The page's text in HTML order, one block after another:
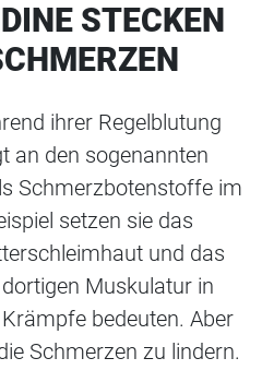
STECKEN
ihrer Regelblutung
an den sogenannten
Schmerzbotenstoffe im
setzen sie das
und das
Muskulatur in
bedeuten. Aber
Schmerzen zu lindern.